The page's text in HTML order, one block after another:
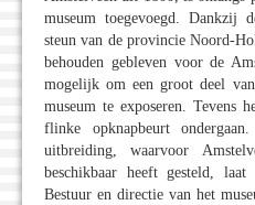
museum toegevoegd. Dankzij
steun van de provincie Noord-
behouden gebleven voor de
mogelijk om een groot deel
museum te exposeren. Tevens
flinke opknapbeurt
uitbreiding, waarvoor
beschikbaar heeft gesteld,
Bestuur en directie van het